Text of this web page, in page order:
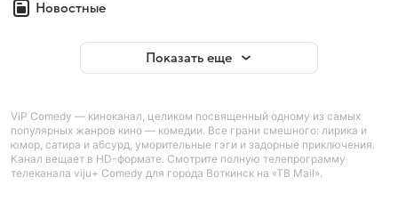
Новостные
Показать еще
ViP Comedy — киноканал, целиком посвященный одному из самых
популярных жанров кино — комедии. Все грани смешного: лирика и
юмор, сатира и абсурд, уморительные гэги и задорные приключения.
Канал вещает в HD-формате. Смотрите полную телепрограмму
телеканала viju+ Comedy для города Воткинск на «ТВ Mail».